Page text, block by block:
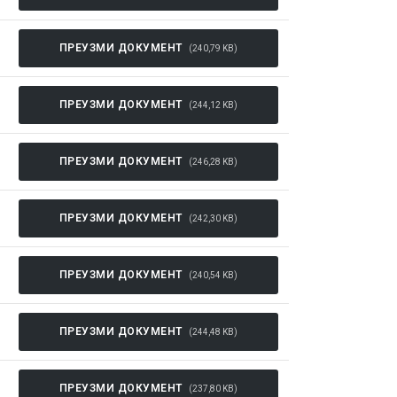
ПРЕУЗМИ ДОКУМЕНТ (240,79 KB)
ПРЕУЗМИ ДОКУМЕНТ (244,12 KB)
ПРЕУЗМИ ДОКУМЕНТ (246,28 KB)
ПРЕУЗМИ ДОКУМЕНТ (242,30 KB)
ПРЕУЗМИ ДОКУМЕНТ (240,54 KB)
ПРЕУЗМИ ДОКУМЕНТ (244,48 KB)
ПРЕУЗМИ ДОКУМЕНТ (237,80 KB)